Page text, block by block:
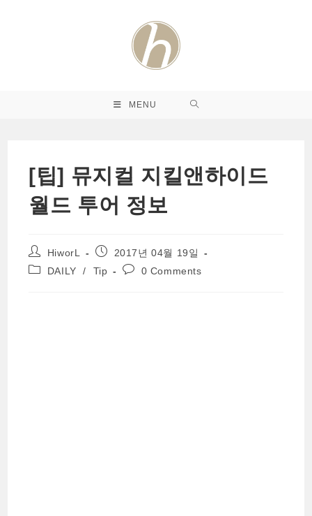
MENU
[팁] 뮤지컬 지킬앤하이드
월드 투어 정보
Post
author:
HiworL
Post
published:
2017년 04월 19일
PostDAILY / Tip
Post0 Comments